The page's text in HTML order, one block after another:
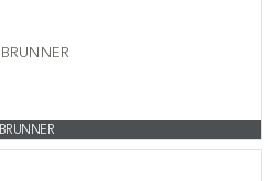
BRUNNER